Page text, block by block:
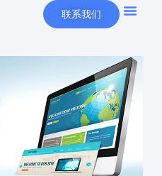
联系我们